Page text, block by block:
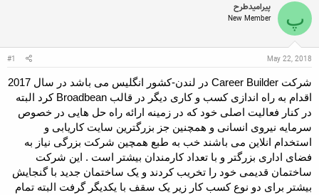
ک
ن
ن
د
ه
م
ض
و
ع
خ
ش
ع
پ پیرامیدطرح
New Member
May 22, 2018
#1
شرکت Career Builder در لندن-کشور انگلیس می باشد در سال 2017
اقدام به راه اندازی کسب و کاری دیگر در قالب Broadbean کرد البته
در کنار فعالیت اصلی خود که در زمینه ارائه راه حل هایی در خصوص
سرمایه نیروی انسانی و همچنین جز بزرگترین سایت کاریابی و
استخدام انلاین می باشند خب به طبع همچین شرکت بزرگی نیاز به
فضای اداری بزرگتر و با تعداد کارمندان بیشتر است . این شرکت
ساختمان قدیمی خود را تخریب کردند و یک ساختمان جدید با گنجایش
بیشتر برای دو نوع کسب کار زیر یک سقف با یکدیگر گرفت البته تمام